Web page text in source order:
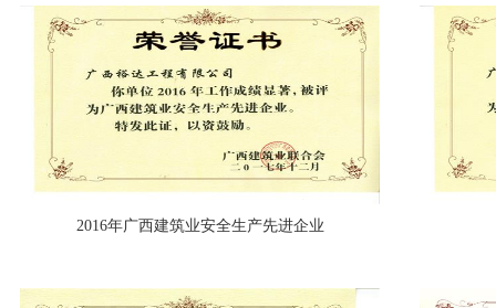
2016年广西建筑业安全生产先进企业